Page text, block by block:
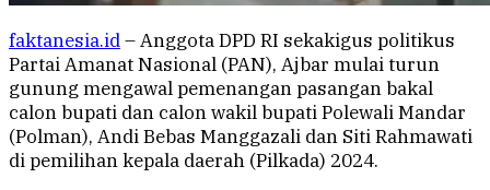
faktanesia.id– Anggota DPD RI sekakigus politikus
Partai Amanat Nasional (PAN), Ajbar mulai turun
gunung mengawal pemenangan pasangan bakal
calon bupati dan calon wakil bupati Polewali Mandar
(Polman), Andi Bebas Manggazali dan Siti Rahmawati
di pemilihan kepala daerah (Pilkada) 2024.